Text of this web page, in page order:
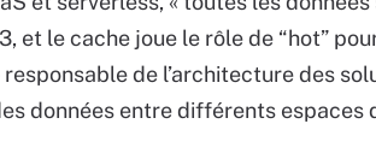
et le cache joue le rôle de “hot”
de l’architecture des
données entre différents espaces